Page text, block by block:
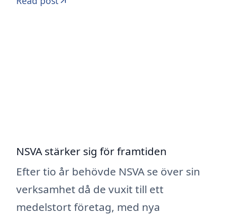
NSVA stärker sig för framtiden
Efter tio år behövde NSVA se över sin
verksamhet då de vuxit till ett
medelstort företag, med nya